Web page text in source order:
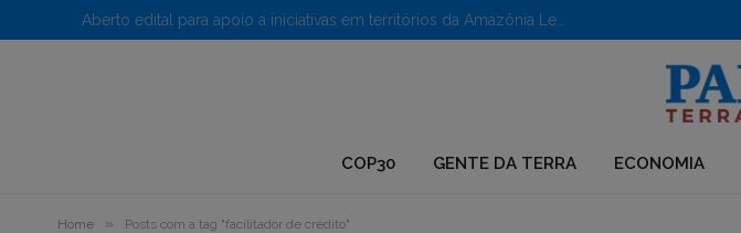
COP30 GENTE DA TERRA ECONOMIA
Home » Posts com a tag "facilitador de crédito"